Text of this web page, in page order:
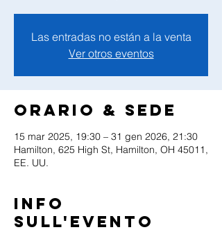
Las entradas no están a la venta
Ver otros eventos
Orario & Sede
15 mar 2025, 19:30 – 31 gen 2026, 21:30
Hamilton, 625 High St, Hamilton, OH 45011,
EE. UU.
Info
sull'evento